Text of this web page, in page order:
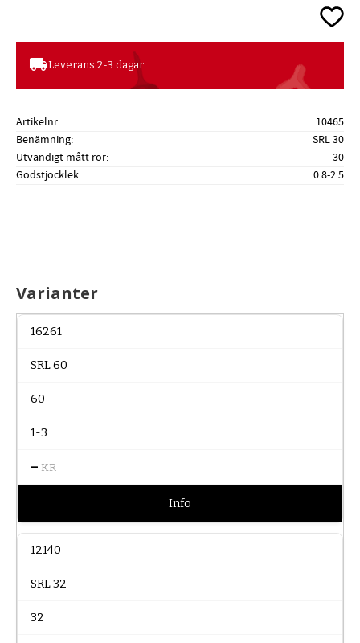
Lägg
local_shippingLeverans 2-3 dagar
Artikelnr
10465
Benämning
SRL 30
Utvändigt mått rör
30
Godstjocklek
0.8-2.5
Varianter
16261
SRL 60
60
1-3
– KR
Info
12140
SRL 32
32